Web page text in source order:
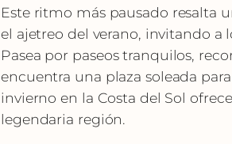
Este ritmo más pausado resalta
el ajetreo del verano, invitando a
Pasea por paseos tranquilos,
encuentra una plaza soleada
invierno en la Costa del Sol
legendaria región.